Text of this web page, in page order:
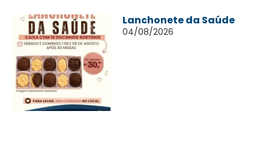
Lanchonete da Saúde
04/08/2026